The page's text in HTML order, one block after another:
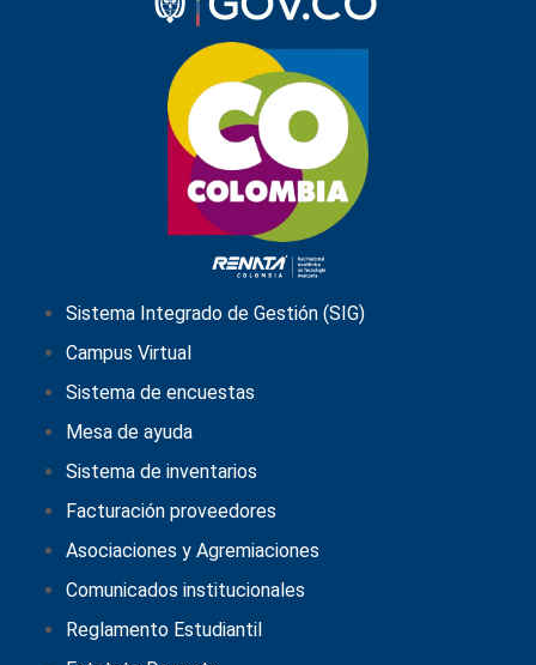
Sistema Integrado de Gestión (SIG)
Campus Virtual
Sistema de encuestas
Mesa de ayuda
Sistema de inventarios
Facturación proveedores
Asociaciones y Agremiaciones
Comunicados institucionales
Reglamento Estudiantil